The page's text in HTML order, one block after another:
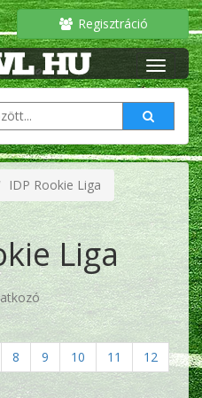
Regisztráció
IDP Rookie Liga
Liga
8 9 10 11
12